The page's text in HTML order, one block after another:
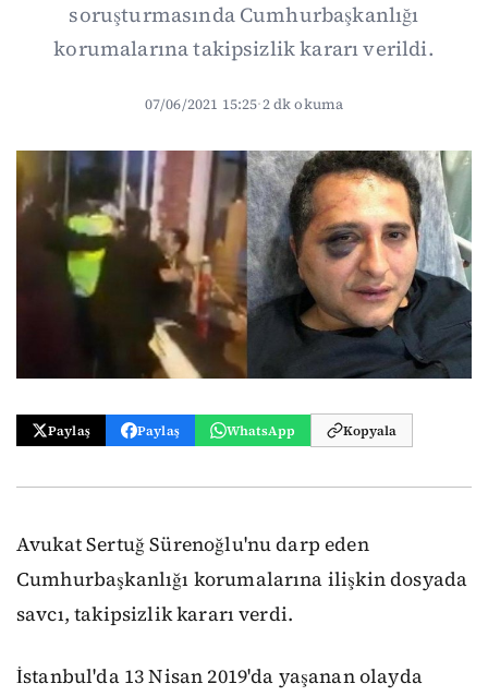
soruşturmasında Cumhurbaşkanlığı
korumalarına takipsizlik kararı verildi.
07/06/2021 15:25·2 dk okuma
Paylaş Paylaş WhatsApp Kopyala
Avukat Sertuğ Sürenoğlu'nu darp eden
Cumhurbaşkanlığı korumalarına ilişkin dosyada
savcı, takipsizlik kararı verdi.
İstanbul'da 13 Nisan 2019'da yaşanan olayda